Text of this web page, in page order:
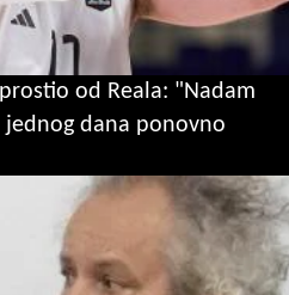
od Reala: "Nadam
dana ponovno